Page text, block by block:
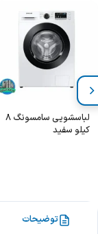
لباسشویی سامسونگ 8
کیلو سفید
توضیحات